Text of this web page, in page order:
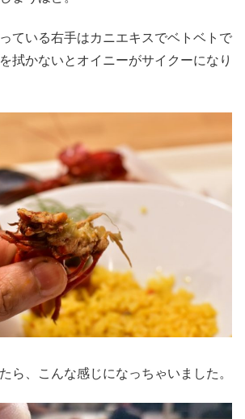
ている右手はカニエキスでベトベトで
拭かないとオイニーがサイクーになり
ら、こんな感じになっちゃいました。